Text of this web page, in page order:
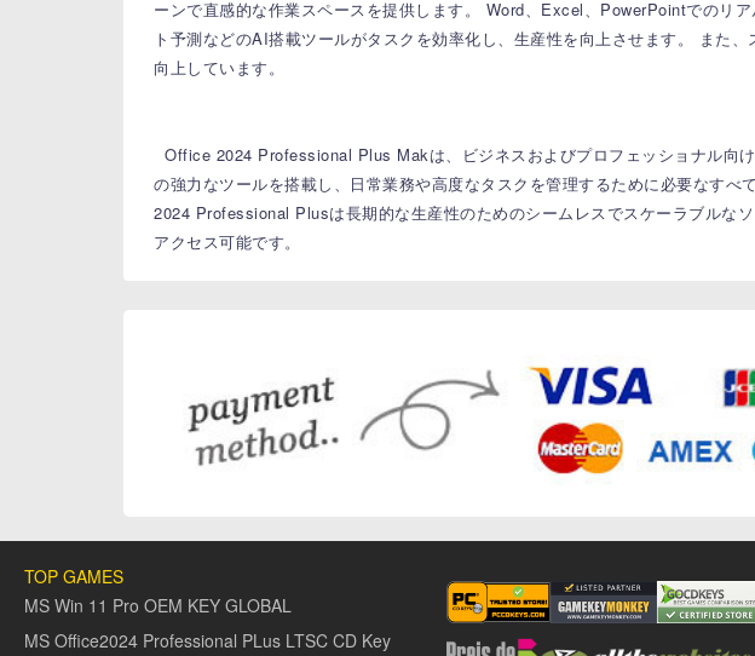
ーンで直感的な作業スペースを提供します。
Word、Excel、PowerPointでのリア
ト予測などのAI搭載ツールがタスクを効率化し、生産性を向上させます。
また、
向上しています。
Office 2024 Professional Plus Makは、ビジネスおよびプロフェッショナル向け
の強力なツールを搭載し、日常業務や高度なタスクを管理するために必要なすべ
2024 Professional Plusは長期的な生産性のためのシームレスでスケーラブルなソ
アクセス可能です。
TOP GAMES
MS Win 11 Pro OEM KEY GLOBAL
MS Office2024 Professional PLus LTSC CD Key